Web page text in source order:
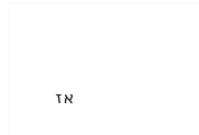
אז